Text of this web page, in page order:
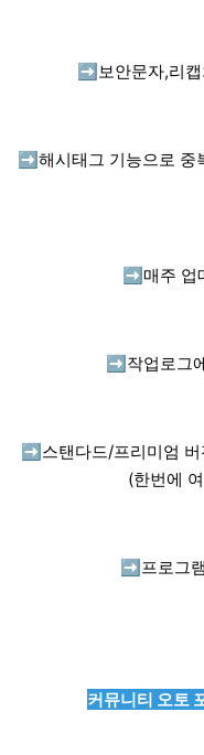
➡️ 보안문자,리
➡️ 해시태그 기능으로 중
➡️ 매주 업
➡️ 작업로그
➡️ 스탠다드/프리미엄
(한번에
➡️ 프로그
커뮤니티 오토